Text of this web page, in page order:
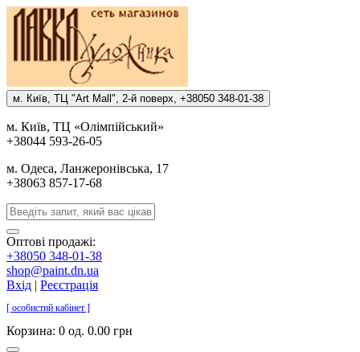
м. Киïв, ТЦ "Art Mall", 2-й поверх, +38050 348-01-38
м. Киïв, ТЦ «Олiмпiйський»
+38044 593-26-05
м. Одеса, Ланжеронiвська, 17
+38063 857-17-68
Оптові продажі:
+38050 348-01-38
shop@paint.dn.ua
Вхід | Реєстрація
[ особистий кабінет ]
Корзина: 0 од. 0.00 грн